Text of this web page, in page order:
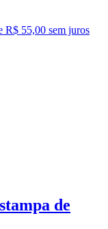
R$ 55,00 sem juros
de